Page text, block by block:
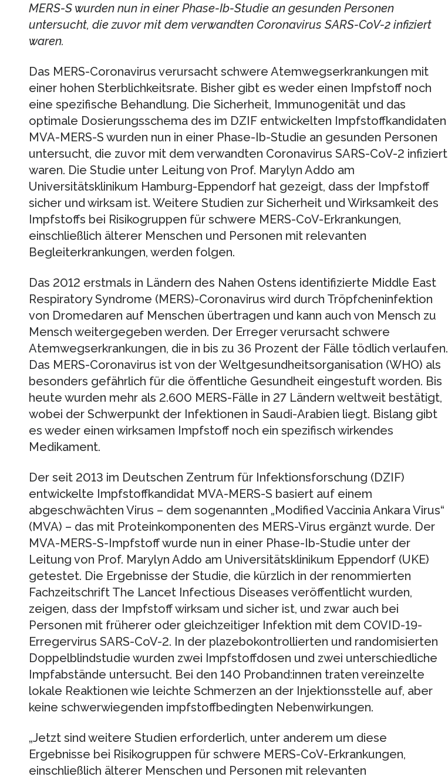
MERS-S wurden nun in einer Phase-Ib-Studie an gesunden Personen
untersucht, die zuvor mit dem verwandten Coronavirus SARS-CoV-2 infiziert
waren.
Das MERS-Coronavirus verursacht schwere Atemwegserkrankungen mit
einer hohen Sterblichkeitsrate. Bisher gibt es weder einen Impfstoff noch
eine spezifische Behandlung. Die Sicherheit, Immunogenität und das
optimale Dosierungsschema des im DZIF entwickelten Impfstoffkandidaten
MVA-MERS-S wurden nun in einer Phase-Ib-Studie an gesunden Personen
untersucht, die zuvor mit dem verwandten Coronavirus SARS-CoV-2 infiziert
waren. Die Studie unter Leitung von Prof. Marylyn Addo am
Universitätsklinikum Hamburg-Eppendorf hat gezeigt, dass der Impfstoff
sicher und wirksam ist. Weitere Studien zur Sicherheit und Wirksamkeit des
Impfstoffs bei Risikogruppen für schwere MERS-CoV-Erkrankungen,
einschließlich älterer Menschen und Personen mit relevanten
Begleiterkrankungen, werden folgen.
Das 2012 erstmals in Ländern des Nahen Ostens identifizierte Middle East
Respiratory Syndrome (MERS)-Coronavirus wird durch Tröpfcheninfektion
von Dromedaren auf Menschen übertragen und kann auch von Mensch zu
Mensch weitergegeben werden. Der Erreger verursacht schwere
Atemwegserkrankungen, die in bis zu 36 Prozent der Fälle tödlich verlaufen.
Das MERS-Coronavirus ist von der Weltgesundheitsorganisation (WHO) als
besonders gefährlich für die öffentliche Gesundheit eingestuft worden. Bis
heute wurden mehr als 2.600 MERS-Fälle in 27 Ländern weltweit bestätigt,
wobei der Schwerpunkt der Infektionen in Saudi-Arabien liegt. Bislang gibt
es weder einen wirksamen Impfstoff noch ein spezifisch wirkendes
Medikament.
Der seit 2013 im Deutschen Zentrum für Infektionsforschung (DZIF)
entwickelte Impfstoffkandidat MVA-MERS-S basiert auf einem
abgeschwächten Virus – dem sogenannten „Modified Vaccinia Ankara Virus“
(MVA) – das mit Proteinkomponenten des MERS-Virus ergänzt wurde. Der
MVA-MERS-S-Impfstoff wurde nun in einer Phase-Ib-Studie unter der
Leitung von Prof. Marylyn Addo am Universitätsklinikum Eppendorf (UKE)
getestet. Die Ergebnisse der Studie, die kürzlich in der renommierten
Fachzeitschrift The Lancet Infectious Diseases veröffentlicht wurden,
zeigen, dass der Impfstoff wirksam und sicher ist, und zwar auch bei
Personen mit früherer oder gleichzeitiger Infektion mit dem COVID-19-
Erregervirus SARS-CoV-2. In der plazebokontrollierten und randomisierten
Doppelblindstudie wurden zwei Impfstoffdosen und zwei unterschiedliche
Impfabstände untersucht. Bei den 140 Proband:innen traten vereinzelte
lokale Reaktionen wie leichte Schmerzen an der Injektionsstelle auf, aber
keine schwerwiegenden impfstoffbedingten Nebenwirkungen.
„Jetzt sind weitere Studien erforderlich, unter anderem um diese
Ergebnisse bei Risikogruppen für schwere MERS-CoV-Erkrankungen,
einschließlich älterer Menschen und Personen mit relevanten